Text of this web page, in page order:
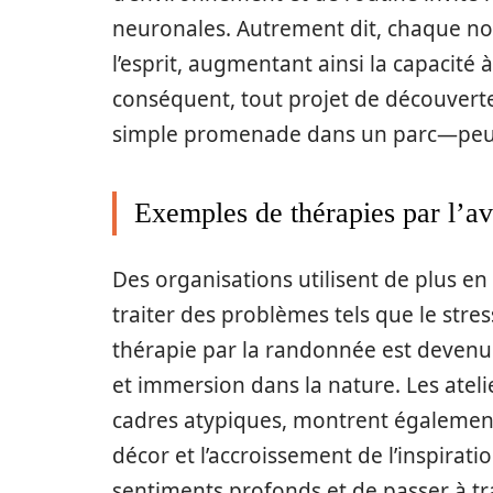
neuronales. Autrement dit, chaque
l’esprit, augmentant ainsi la capacité
conséquent, tout projet de
simple promenade dans un
Exemples de thérapies par
Des organisations utilisent de plus
traiter des problèmes tels que le
thérapie par la randonnée est
et immersion dans la nature. Les
cadres atypiques, montrent
décor et l’accroissement de